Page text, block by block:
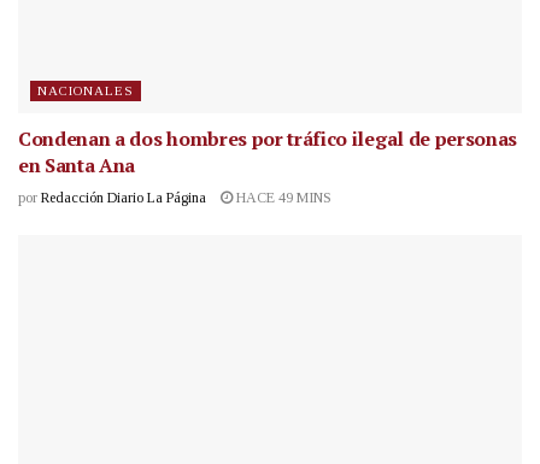
NACIONALES
Condenan a dos hombres por tráfico ilegal de personas
en Santa Ana
por Redacción Diario La Página HACE 49 MINS